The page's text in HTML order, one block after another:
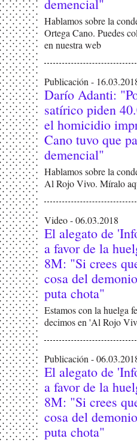
demencial"
Hablamos sobre la
Ortega Cano. Puedes
en nuestra web
Publicación -
Darío Adanti:
satírico piden
el homicidio
Cano tuvo que
demencial"
Hablamos sobre la
Al Rojo Vivo. Míralo
Video - 06.03.2018
El alegato de
a favor de la
8M: "Si crees
cosa del
puta chota"
Estamos con la huelga
decimos en 'Al Rojo
Publicación -
El alegato de
a favor de la
8M: "Si crees
cosa del
puta chota"